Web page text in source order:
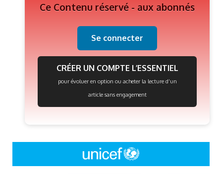
Ce Contenu réservé - aux abonnés
Se connecter
CRÉER UN COMPTE L’ESSENTIEL
pour évoluer en option ou acheter la lecture d’un
article sans engagement